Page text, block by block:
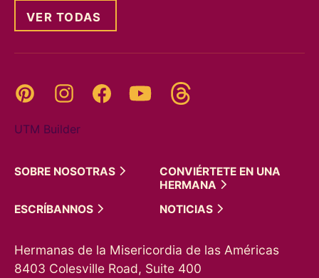
VER TODAS
Pinterest InstagramFacebookYouTube
UTM Builder
SOBRE NOSOTRAS
CONVIÉRTETE EN UNA
HERMANA
ESCRÍBANNOS
NOTICIAS
Hermanas de la Misericordia de las Américas
8403 Colesville Road, Suite 400